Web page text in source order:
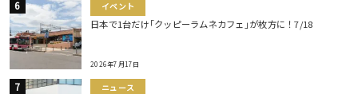
イベント
日本で1台だけ｢クッピーラムネカフェ｣が枚方に！7/18
2026年7月17日
ニュース